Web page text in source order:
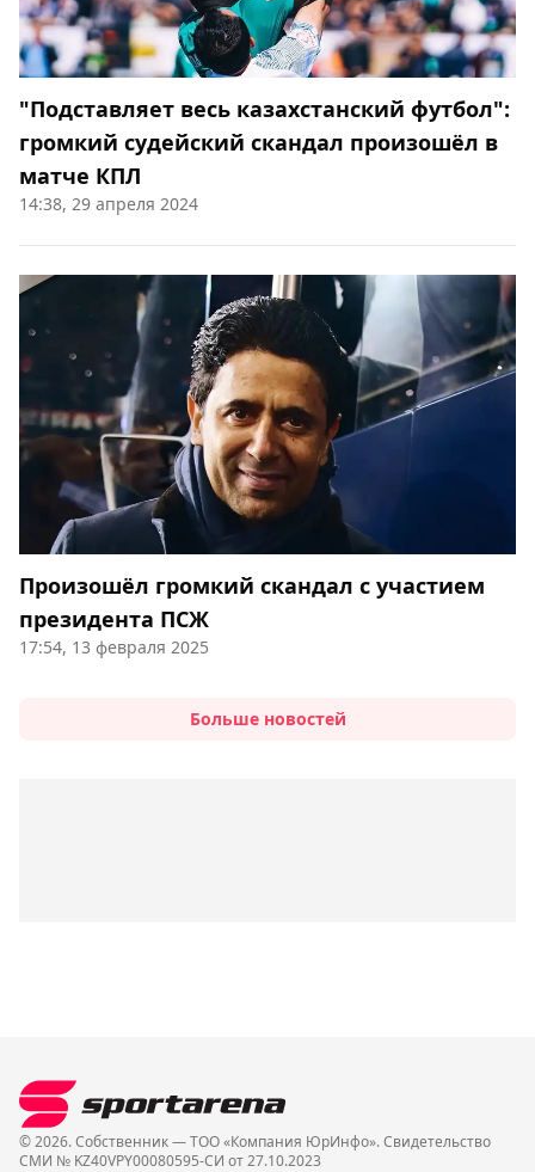
"Подставляет весь казахстанский футбол":
громкий судейский скандал произошёл в
матче КПЛ
14:38, 29 апреля 2024
Произошёл громкий скандал с участием
президента ПСЖ
17:54, 13 февраля 2025
Больше новостей
© 2026. Собственник — ТОО «Компания ЮрИнфо». Cвидетельство
СМИ № KZ40VPY00080595-СИ от 27.10.2023